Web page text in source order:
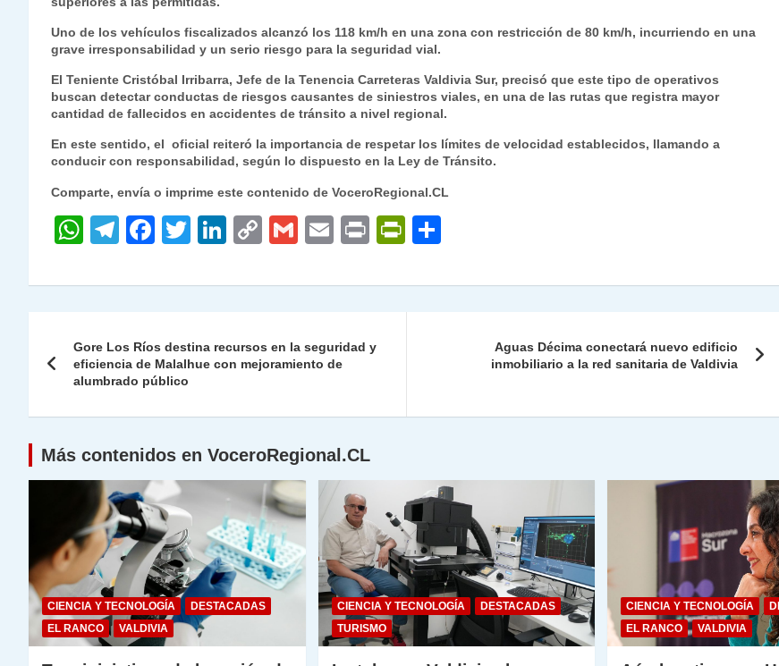
p
o
k
k
y
Uno de los vehículos fiscalizados alcanzó los 118 km/h en una zona con restricción de 80 km/h, incurriendo en una
grave irresponsabilidad y un serio riesgo para la seguridad vial.
El Teniente Cristóbal Irribarra, Jefe de la Tenencia Carreteras Valdivia Sur, precisó que este tipo de operativos
buscan detectar conductas de riesgos causantes de siniestros viales, en una de las rutas que registra mayor
cantidad de fallecidos en accidentes de tránsito a nivel regional.
En este sentido, el oficial reiteró la importancia de respetar los límites de velocidad establecidos, llamando a
conducir con responsabilidad, según lo dispuesto en la Ley de Tránsito.
Comparte, envía o imprime este contenido de VoceroRegional.CL
W
at
A
p
T
e
a
m
F
c
b
o
T
itt
Li
k
dI
n
C
p
Li
n
G
ai
E
ai
P
nt
P
nt m
de
Gore Los Ríos destina recursos en la seguridad y
eficiencia de Malalhue con mejoramiento de
alumbrado público
Aguas Décima conectará nuevo edificio
inmobiliario a la red sanitaria de Valdivia
Más contenidos en VoceroRegional.CL
CIENCIA Y TECNOLOGÍA
DESTACADAS
EL RANCO
VALDIVIA
CIENCIA Y TECNOLOGÍA
DESTACADAS
TURISMO
CIENCIA Y TECNOLOGÍA
EL RANCO
VALDIVIA